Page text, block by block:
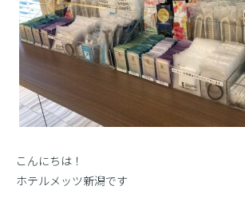
こんにちは！
ホテルメッツ新潟です